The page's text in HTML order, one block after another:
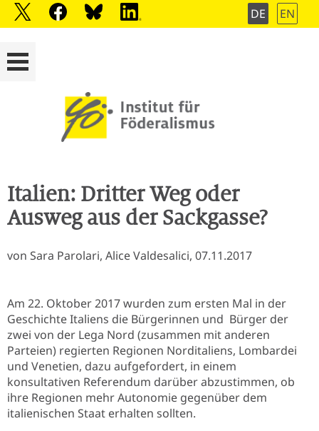
DE EN
Italien: Dritter Weg oder
Ausweg aus der Sackgasse?
von Sara Parolari, Alice Valdesalici, 07.11.2017
Am 22. Oktober 2017 wurden zum ersten Mal in der
Geschichte Italiens die Bürgerinnen und Bürger der
zwei von der Lega Nord (zusammen mit anderen
Parteien) regierten Regionen Norditaliens, Lombardei
und Venetien, dazu aufgefordert, in einem
konsultativen Referendum darüber abzustimmen, ob
ihre Regionen mehr Autonomie gegenüber dem
italienischen Staat erhalten sollten.